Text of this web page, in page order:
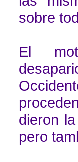
sobre
El
dieron
pero